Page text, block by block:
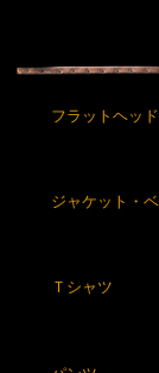
フラットヘッ
ジャケット・
Ｔシャツ